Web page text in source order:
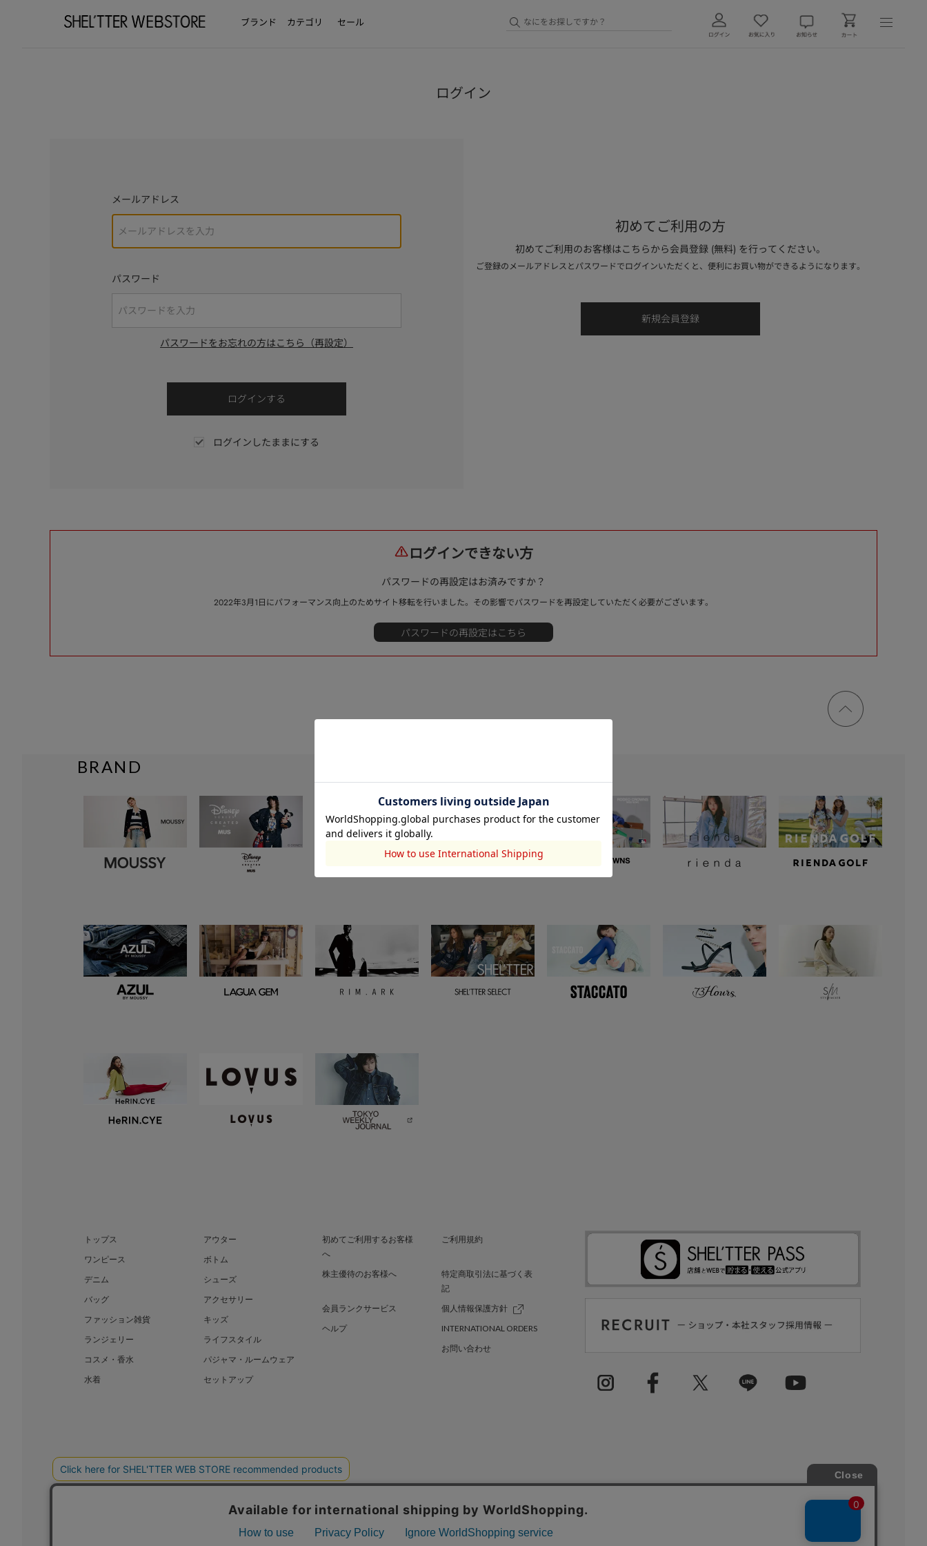
ブランド カテゴリ セール
ログイン
メールアドレス
パスワード
パスワードをお忘れの方はこちら（再設定）
ログインしたままにする
初めてご利用の方
初めてご利用のお客様はこちらから会員登録 (無料) を行ってください。
ご登録のメールアドレスとパスワードでログインいただくと、便利にお買い物ができるようになります。
ログインできない方
パスワードの再設定はお済みですか？
2022年3月1日にパフォーマンス向上のためサイト移転を行いました。その影響でパスワードを再設定していただく必要がございます。
ページ
トップ
BRAND
トップス
アウター
ワンピース
ボトム
デニム
シューズ
バッグ
アクセサリー
ファッション雑貨
キッズ
ランジェリー
ライフスタイル
コスメ・香水
パジャマ・ルームウェア
水着
セットアップ
初めてご利用するお客様
へ
ご利用規約
株主優待のお客様へ
特定商取引法に基づく表
記
会員ランクサービス
個人情報保護方針
ヘルプ
INTERNATIONAL ORDERS
お問い合わせ
BAROQUE JAPAN LIMITED SHEL’TTER GREEN 採用情報
COPYRIGHT © BAROQUE JAPAN LIMITED ALL RIGHTS RESERVED.